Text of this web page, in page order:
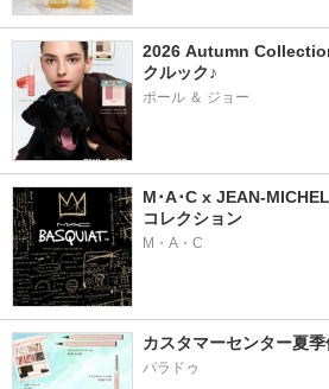
2026 Autumn
クルック♪
ポール ＆ ジョー
M･A･C x JEAN-
コレクション
M・A・C
カスタマーセンター夏
パラドゥ